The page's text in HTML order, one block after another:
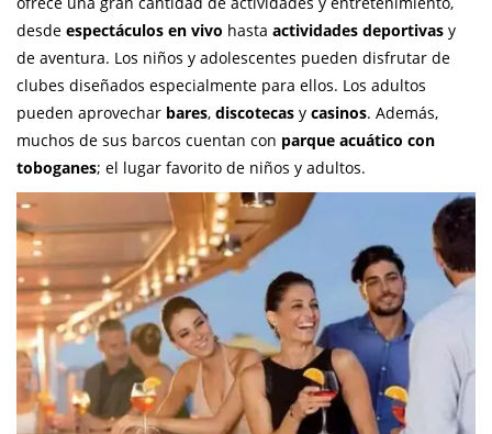
desde espectáculos en vivo hasta actividades deportivas y
de aventura. Los niños y adolescentes pueden disfrutar de
clubes diseñados especialmente para ellos. Los adultos
pueden aprovechar bares, discotecas y casinos. Además,
muchos de sus barcos cuentan con parque acuático con
toboganes; el lugar favorito de niños y adultos.